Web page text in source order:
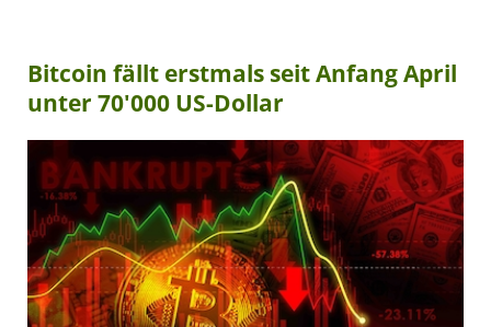
Bitcoin fällt erstmals seit Anfang April
unter 70'000 US-Dollar